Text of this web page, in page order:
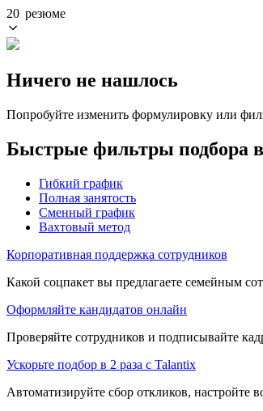
20 резюме
Ничего не нашлось
Попробуйте изменить формулировку или
Быстрые фильтры подбора
Гибкий график
Полная занятость
Сменный график
Вахтовый метод
Корпоративная поддержка сотрудников
Какой соцпакет вы предлагаете семейным
Оформляйте кандидатов онлайн
Проверяйте сотрудников и подписывайте
Ускорьте подбор в 2 раза с Talantix
Автоматизируйте сбор откликов, настройте